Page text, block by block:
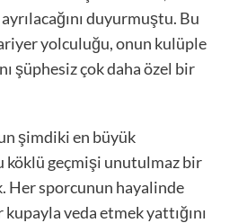
duyurmuştu. Bu
yolculuğu, onun kulüple
şüphesiz çok daha özel bir
şimdiki en büyük
köklü geçmişi unutulmaz bir
Her sporcunun hayalinde
veda etmek yattığını